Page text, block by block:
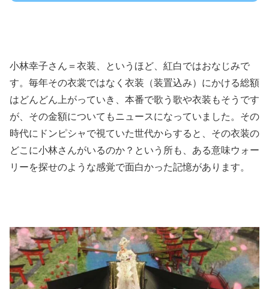
小林幸子さん＝衣装、というほど、紅白ではおなじみで
す。毎年その衣裳ではなく衣装（装置込み）にかける総額
はどんどん上がっていき、本番で歌う歌や衣装もそうです
が、その金額についてもニュースになっていました。その
時代にドンピシャで視ていた世代からすると、その衣装の
どこに小林さんがいるのか？という所も、ある意味ウォー
リーを探せのような感覚で面白かった記憶があります。